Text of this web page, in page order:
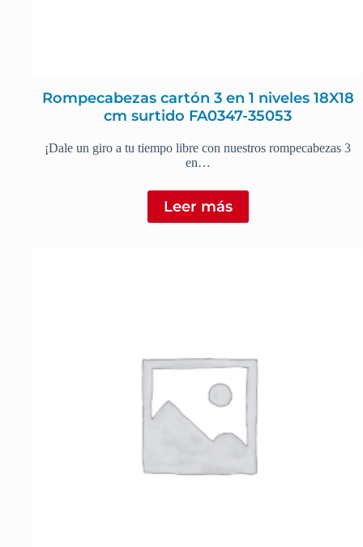
Rompecabezas cartón 3 en 1 niveles 18X18
cm surtido FA0347-35053
¡Dale un giro a tu tiempo libre con nuestros rompecabezas 3
en…
Leer más